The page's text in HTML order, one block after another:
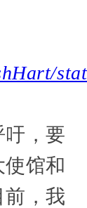
，要
馆和
，我